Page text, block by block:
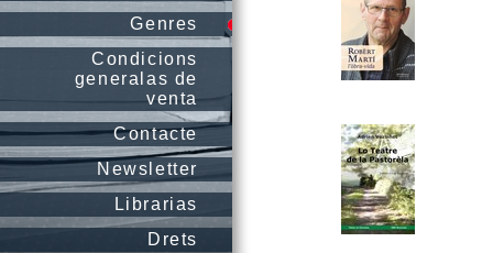
Genres
Condicions
generalas de
venta
Contacte
Newsletter
Librarias
Drets